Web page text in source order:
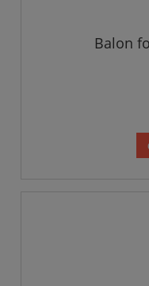
Balon